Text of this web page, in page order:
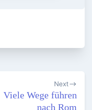
Next
Viele Wege führen
nach Rom